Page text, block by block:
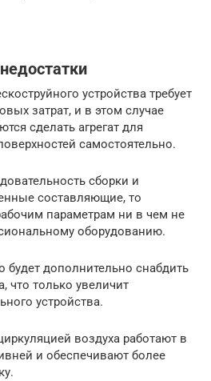
устройства требует
затрат, и в этом случае
сделать агрегат для
самостоятельно.
сборки и
составляющие, то
параметрам ни в чем не
оборудованию.
будет дополнительно снабдить
что только увеличит
устройства.
воздуха работают в
и обеспечивают более